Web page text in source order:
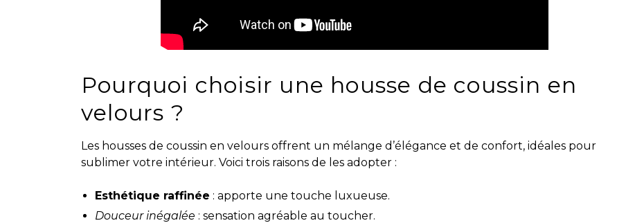
Pourquoi choisir une housse de coussin en
velours ?
Les housses de coussin en velours offrent un mélange d’élégance et de confort, idéales pour
sublimer votre intérieur. Voici trois raisons de les adopter :
Esthétique raffinée : apporte une touche luxueuse.
Douceur inégalée : sensation agréable au toucher.